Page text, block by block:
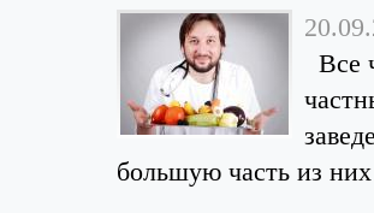
Все
большую часть из